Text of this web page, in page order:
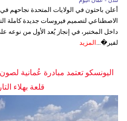
أعلن باحثون في الولايات المتحدة نجاحهم
الاصطناعي لتصميم فيروسات جديدة كاملة
داخل المختبر، في إنجاز يُعد الأول من نوعه
لفير�...
المزيد
اليونسكو تعتمد مبادرة عُمانية
قلعة بهلاء